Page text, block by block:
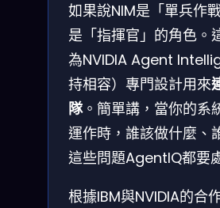
如果說NIM是「單兵作
是「指揮官」的角色。
為NVIDIA Agent
持相容）專門設計用來
隊。簡單講，當你的系
運作時，誰該做什麼、
這些問題AgentIQ都要
根據IBM與NVIDIA的合